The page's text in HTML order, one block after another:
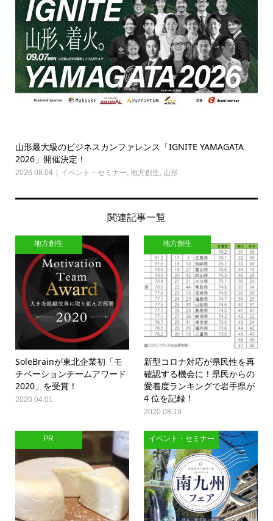
山形最大級のビジネスカンファレンス「IGNITE YAMAGATA
2026」開催決定！
2026.08.04 イベント・セミナー, 地方創生, 山形
関連記事一覧
地方創生
SoleBrainが東北企業初「モ
チベーションチームアワード
2020」を受賞！
2020.04.01
地方創生
新型コロナ対応が県民性を再
確認する機会に！県民からの
愛着度ランキングで岩手県が
4 位を記録！
2020.08.19
PR イベント・セミナー